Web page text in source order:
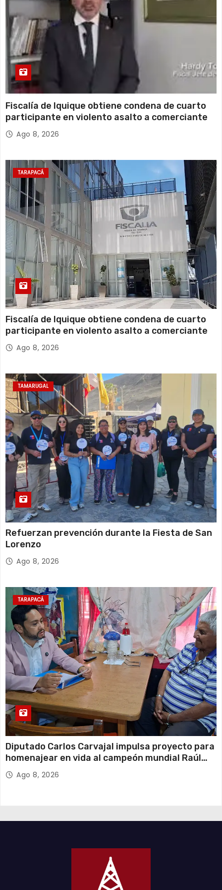
Fiscalía de Iquique obtiene condena de cuarto
participante en violento asalto a comerciante
Ago 8, 2026
TARAPACÁ
Fiscalía de Iquique obtiene condena de cuarto
participante en violento asalto a comerciante
Ago 8, 2026
TAMARUGAL
Refuerzan prevención durante la Fiesta de San
Lorenzo
Ago 8, 2026
TARAPACÁ
Diputado Carlos Carvajal impulsa proyecto para
homenajear en vida al campeón mundial Raúl
Choque
Ago 8, 2026